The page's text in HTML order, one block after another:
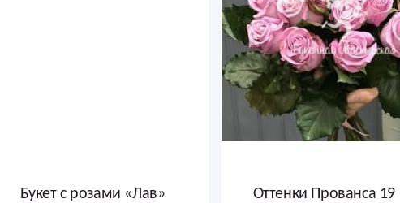
Букет с розами «Лав» Оттенки Прованса 19